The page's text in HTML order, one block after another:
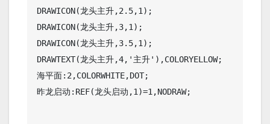
DRAWICON(龙头主升,2.5,1);
DRAWICON(龙头主升,3,1);
DRAWICON(龙头主升,3.5,1);
DRAWTEXT(龙头主升,4,'主升'),COLORYELLOW;
海平面:2,COLORWHITE,DOT;
昨龙启动:REF(龙头启动,1)=1,NODRAW;